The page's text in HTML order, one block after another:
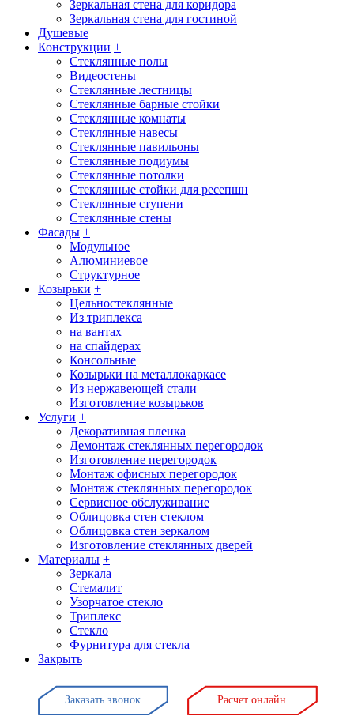
Зеркальная стена для коридора
Зеркальная стена для гостиной
Душевые
Конструкции +
Стеклянные полы
Видеостены
Стеклянные лестницы
Стеклянные барные стойки
Стеклянные комнаты
Стеклянные навесы
Стеклянные павильоны
Стеклянные подиумы
Стеклянные потолки
Стеклянные стойки для ресепшн
Стеклянные ступени
Стеклянные стены
Фасады +
Модульное
Алюминиевое
Структурное
Козырьки +
Цельностеклянные
Из триплекса
на вантах
на спайдерах
Консольные
Козырьки на металлокаркасе
Из нержавеющей стали
Изготовление козырьков
Услуги +
Декоративная пленка
Демонтаж стеклянных перегородок
Изготовление перегородок
Монтаж офисных перегородок
Монтаж стеклянных перегородок
Сервисное обслуживание
Облицовка стен стеклом
Облицовка стен зеркалом
Изготовление стеклянных дверей
Материалы +
Зеркала
Стемалит
Узорчатое стекло
Триплекс
Стекло
Фурнитура для стекла
Закрыть
Заказать звонок Расчет онлайн